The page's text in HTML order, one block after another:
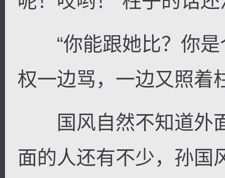
“你能跟她比？你是
权一边骂，一边又照着
国风自然不知道外
面的人还有不少，孙国